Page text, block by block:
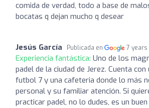
comida de verdad, todo a base de
bocatas q dejan mucho q desear
Jesús García Publicada en 7 years
Experiencia fantástica: Uno de los
padel de la ciudad de Jerez. Cuenta con
futbol 7 y una cafeteria donde lo más
personal y su familiar atención. Si
practicar padel, no lo dudes, es un